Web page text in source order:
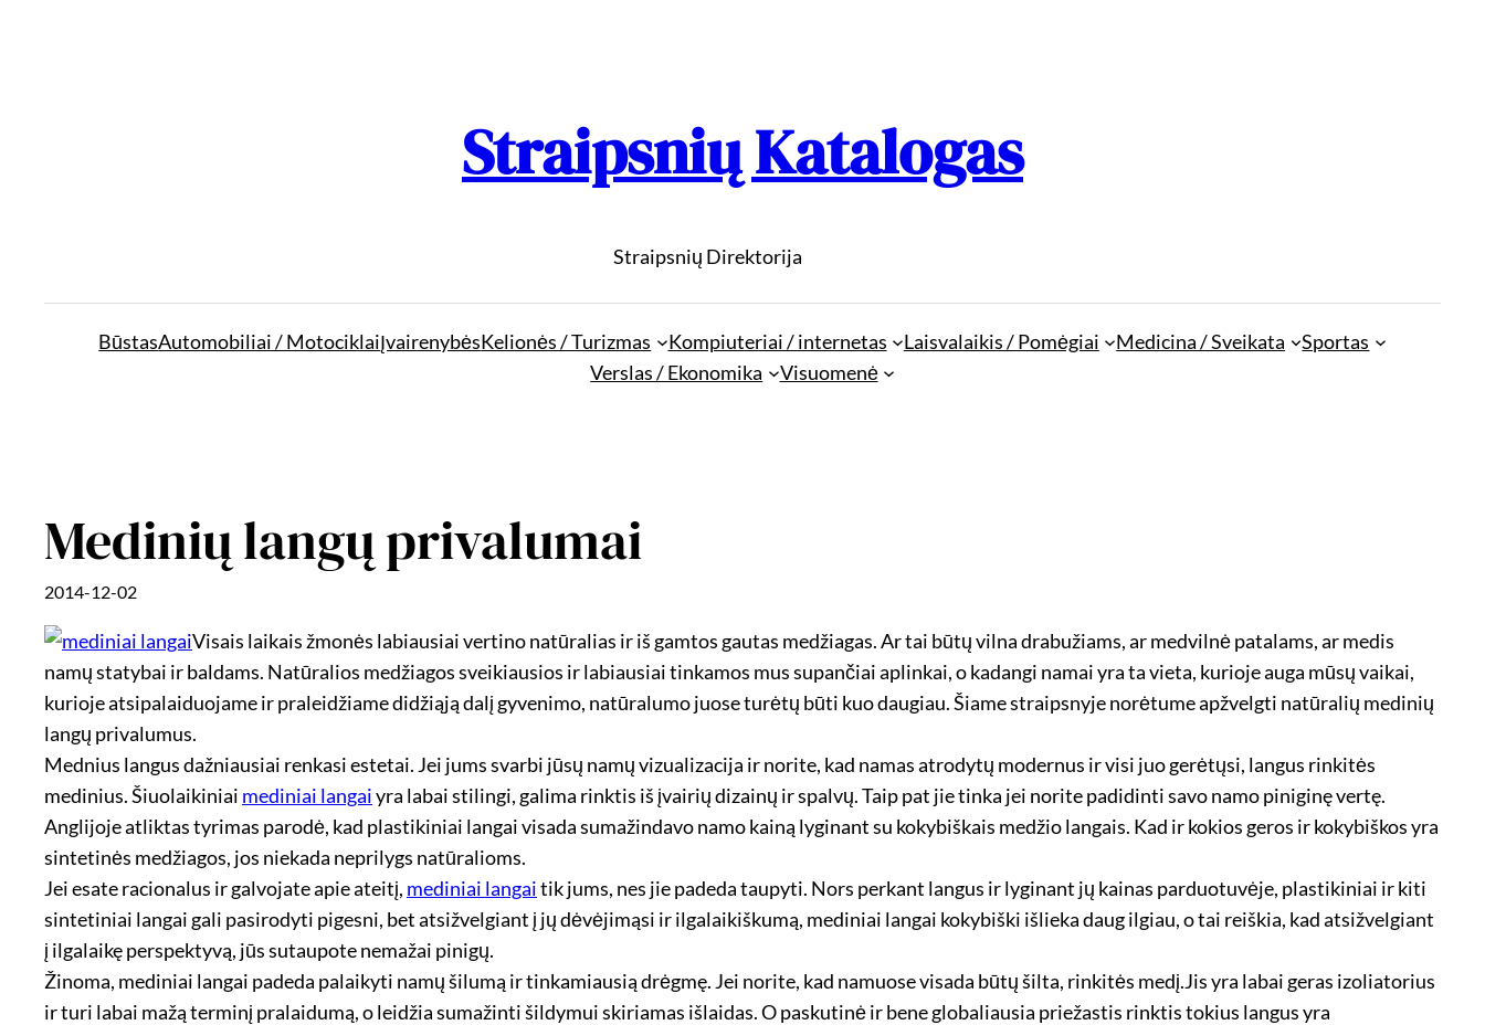
Straipsnių Katalogas
Straipsnių Direktorija
BūstasAutomobiliai / MotociklaiĮvairenybėsKelionės / Turizmas Kompiuteriai / internetas Laisvalaikis / Pomėgiai Medicina / Sveikata
Sportas
Verslas / Ekonomika
Visuomenė
Medinių langų privalumai
2014-12-02
Visais laikais žmonės labiausiai vertino natūralias ir iš gamtos gautas medžiagas. Ar tai būtų vilna drabužiams, ar medvilnė patalams, ar medis
namų statybai ir baldams. Natūralios medžiagos sveikiausios ir labiausiai tinkamos mus supančiai aplinkai, o kadangi namai yra ta vieta, kurioje auga mūsų vaikai,
kurioje atsipalaiduojame ir praleidžiame didžiąją dalį gyvenimo, natūralumo juose turėtų būti kuo daugiau. Šiame straipsnyje norėtume apžvelgti natūralių medinių
langų privalumus.
Mednius langus dažniausiai renkasi estetai. Jei jums svarbi jūsų namų vizualizacija ir norite, kad namas atrodytų modernus ir visi juo gerėtųsi, langus rinkitės
medinius. Šiuolaikiniai mediniai langaiyra labai stilingi, galima rinktis iš įvairių dizainų ir spalvų. Taip pat jie tinka jei norite padidinti savo namo piniginę vertę.
Anglijoje atliktas tyrimas parodė, kad plastikiniai langai visada sumažindavo namo kainą lyginant su kokybiškais medžio langais. Kad ir kokios geros ir kokybiškos yra
sintetinės medžiagos, jos niekada neprilygs natūralioms.
Jei esate racionalus ir galvojate apie ateitį, mediniai langaitik jums, nes jie padeda taupyti. Nors perkant langus ir lyginant jų kainas parduotuvėje, plastikiniai ir kiti
sintetiniai langai gali pasirodyti pigesni, bet atsižvelgiant į jų dėvėjimąsi ir ilgalaikiškumą, mediniai langai kokybiški išlieka daug ilgiau, o tai reiškia, kad atsižvelgiant
į ilgalaikę perspektyvą, jūs sutaupote nemažai pinigų.
Žinoma, mediniai langai padeda palaikyti namų šilumą ir tinkamiausią drėgmę. Jei norite, kad namuose visada būtų šilta, rinkitės medį.Jis yra labai geras izoliatorius
ir turi labai mažą terminį pralaidumą, o leidžia sumažinti šildymui skiriamas išlaidas. O paskutinė ir bene globaliausia priežastis rinktis tokius langus yra